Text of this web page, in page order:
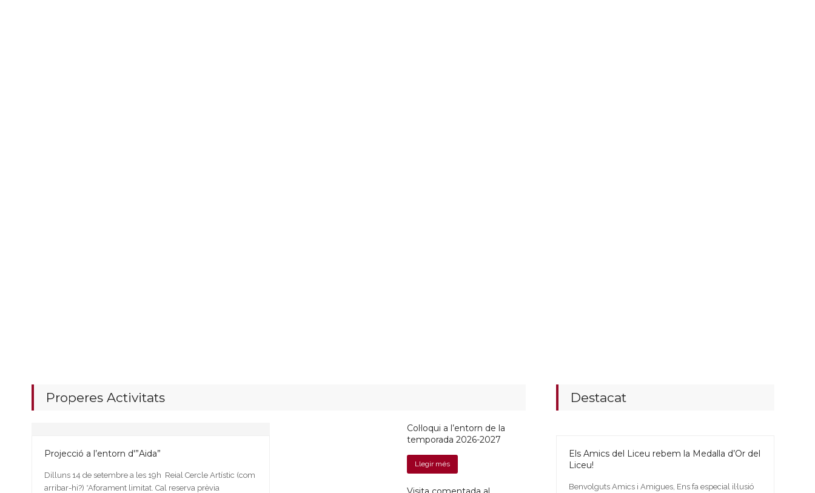
Properes Activitats
Projecció a l’entorn d'”Aida”
Dilluns 14 de setembre a les 19h Reial Cercle Artístic (com
arribar-hi?) *Aforament limitat. Cal reserva prèvia
Col·loqui a l’entorn de la
temporada 2026-2027
Llegir més
Destacat
Els Amics del Liceu rebem la Medalla d’Or del
Liceu!
Benvolguts Amics i Amigues, Ens fa especial il·lusió